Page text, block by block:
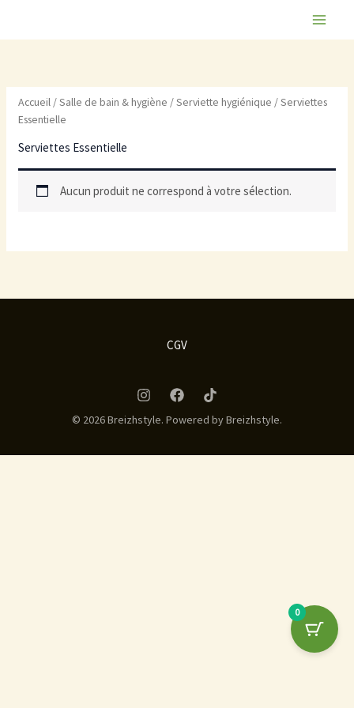
contenu
Accueil /Salle de bain & hygiène /Serviette hygiénique / Serviettes
Essentielle
Serviettes Essentielle
Aucun produit ne correspond à votre sélection.
CGV
© 2026 Breizhstyle. Powered by Breizhstyle.
0